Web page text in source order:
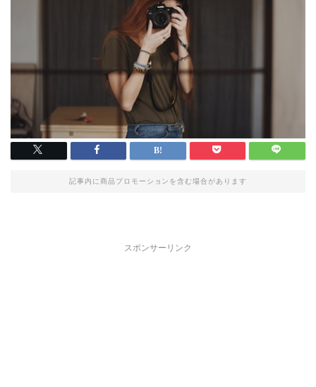
記事内に商品プロモーションを含む場合があります
スポンサーリンク